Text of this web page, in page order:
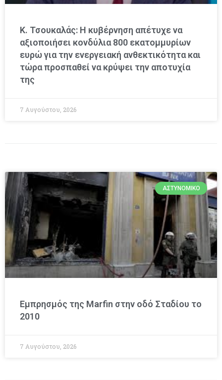
Κ. Τσουκαλάς: Η κυβέρνηση απέτυχε να
αξιοποιήσει κονδύλια 800 εκατομμυρίων
ευρώ για την ενεργειακή ανθεκτικότητα και
τώρα προσπαθεί να κρύψει την αποτυχία
της
7 Αυγούστου, 2026
ΑΣΤΥΝΟΜΙΚΌ
Εμπρησμός της Marfin στην οδό Σταδίου το
2010
7 Αυγούστου, 2026